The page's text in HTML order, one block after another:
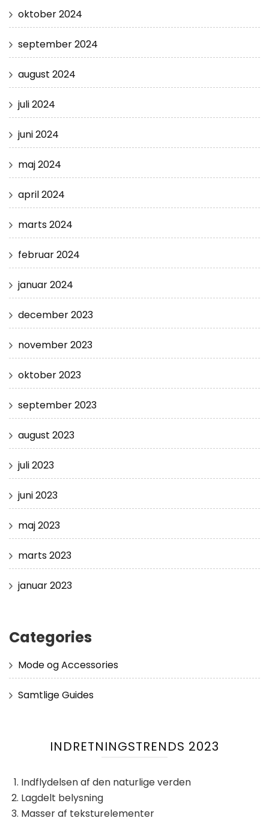
oktober 2024
september 2024
august 2024
juli 2024
juni 2024
maj 2024
april 2024
marts 2024
februar 2024
januar 2024
december 2023
november 2023
oktober 2023
september 2023
august 2023
juli 2023
juni 2023
maj 2023
marts 2023
januar 2023
Categories
Mode og Accessories
Samtlige Guides
INDRETNINGSTRENDS 2023
Indflydelsen af ​​den naturlige verden
Lagdelt belysning
Masser af teksturelementer